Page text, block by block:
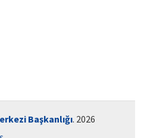
Başkanlığı. 2026